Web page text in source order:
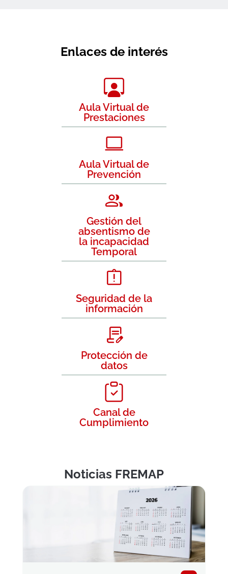
Enlaces de interés
Aula Virtual de
Prestaciones
Aula Virtual de
Prevención
Gestión del
absentismo de
la incapacidad
Temporal
Seguridad de la
información
Protección de
datos
Canal de
Cumplimiento
Noticias FREMAP